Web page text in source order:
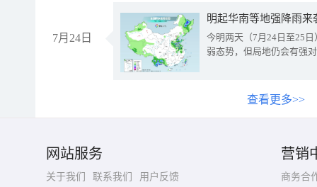
7月24日
明起华南等地强降雨
今明两天（7月24日至25
弱态势，但局地仍会有强
查看更多>>
网站服务
关于我们 联系我们
用户反馈
营销
商务合